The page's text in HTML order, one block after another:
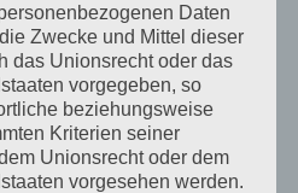
Daten
Zwecke und Mittel dieser
das Unionsrecht oder das
vorgegeben, so
beziehungsweise
Kriterien seiner
Unionsrecht oder dem
vorgesehen werden.